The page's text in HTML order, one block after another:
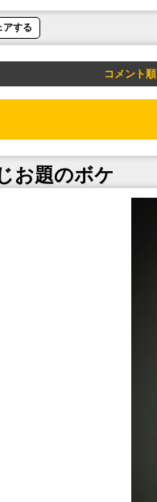
アする
コメント順
お題のボケ